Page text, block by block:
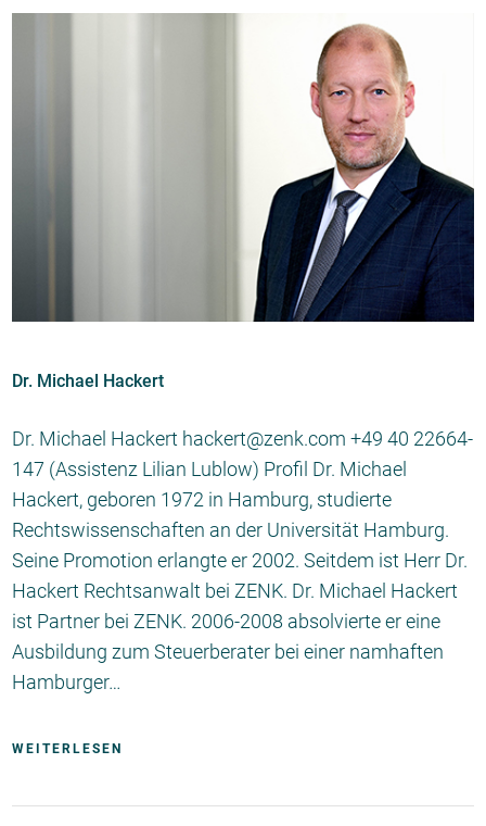
Dr. Michael Hackert
Dr. Michael Hackert hackert@zenk.com +49 40 22664-
147 (Assistenz Lilian Lublow) Profil Dr. Michael
Hackert, geboren 1972 in Hamburg, studierte
Rechtswissenschaften an der Universität Hamburg.
Seine Promotion erlangte er 2002. Seitdem ist Herr Dr.
Hackert Rechtsanwalt bei ZENK. Dr. Michael Hackert
ist Partner bei ZENK. 2006-2008 absolvierte er eine
Ausbildung zum Steuerberater bei einer namhaften
Hamburger…
WEITERLESEN